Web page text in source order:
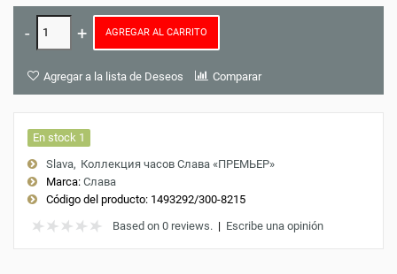
AGREGAR AL CARRITO
Agregar a la lista de Deseos Comparar
En stock 1
Slava Коллекция часов Слава «ПРЕМЬЕР»
Marca: Слава
Código del producto: 1493292/300-8215
Based on 0 reviews. | Escribe una opinión